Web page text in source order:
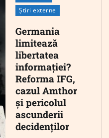
Știri externe
Germania
limitează
libertatea
informației?
Reforma IFG,
cazul Amthor
și pericolul
ascunderii
decidenților